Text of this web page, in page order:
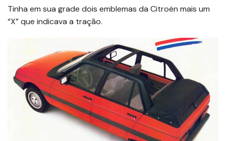
Tinha em sua grade dois emblemas da Citroën mais um
“X” que indicava a tração.